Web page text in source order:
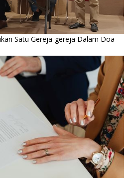
Satu Gereja-gereja Dalam Doa